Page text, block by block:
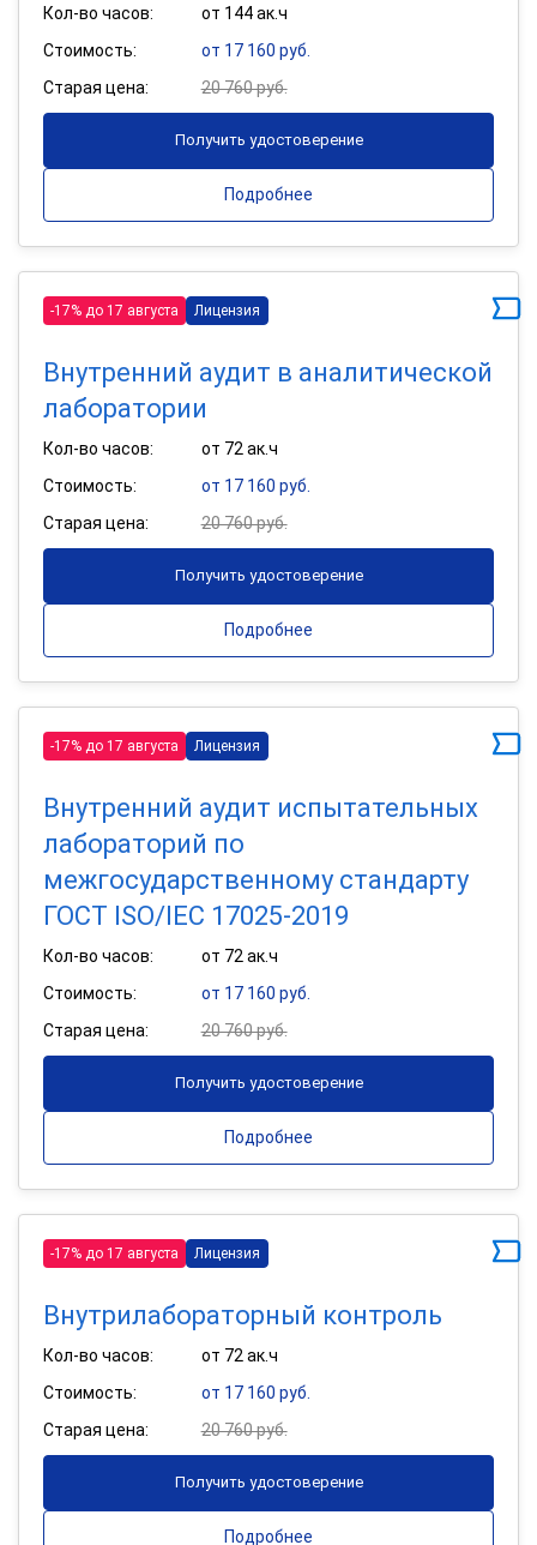
Кол-во часов:
от 144 ак.ч
Стоимость:
от 17 160 руб.
Старая цена:
20 760 руб.
Получить удостоверение
Подробнее
-17% до 17 августа Лицензия
Внутренний аудит в аналитической
лаборатории
Кол-во часов:
от 72 ак.ч
Стоимость:
от 17 160 руб.
Старая цена:
20 760 руб.
Получить удостоверение
Подробнее
-17% до 17 августа Лицензия
Внутренний аудит испытательных
лабораторий по
межгосударственному стандарту
ГОСТ ISO/IEC 17025-2019
Кол-во часов:
от 72 ак.ч
Стоимость:
от 17 160 руб.
Старая цена:
20 760 руб.
Получить удостоверение
Подробнее
-17% до 17 августа Лицензия
Внутрилабораторный контроль
Кол-во часов:
от 72 ак.ч
Стоимость:
от 17 160 руб.
Старая цена:
20 760 руб.
Получить удостоверение
Подробнее